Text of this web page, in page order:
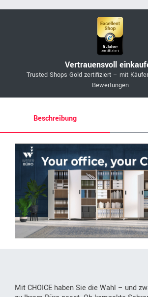
Vertrauensvoll
Trusted Shops Gold zertifiziert – mit
Bewertungen
Beschreibung
Mit CHOICE haben Sie die Wahl – und